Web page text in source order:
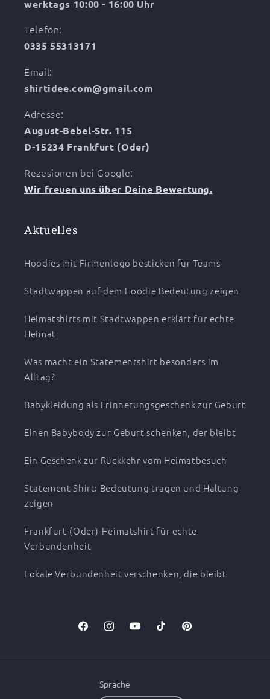
werktags 10:00 - 16:00 Uhr
Telefon:
0335 55313171
Email:
shirtidee.com@gmail.com
Adresse:
August-Bebel-Str. 115
D-15234 Frankfurt (Oder)
Rezesionen bei Google:
Wir freuen uns über Deine Bewertung.
Aktuelles
Hoodies mit Firmenlogo besticken für Teams
Stadtwappen auf dem Hoodie Bedeutung zeigen
Heimatshirts mit Stadtwappen erklärt für echte
Heimat
Was macht ein Statementshirt besonders im
Alltag?
Babykleidung als Erinnerungsgeschenk zur Geburt
Einen Babybody zur Geburt schenken, der bleibt
Ein Geschenk zur Rückkehr vom Heimatbesuch
Statement Shirt: Bedeutung tragen und Haltung
zeigen
Frankfurt-(Oder)-Heimatshirt für echte
Verbundenheit
Lokale Verbundenheit verschenken, die bleibt
FacebookInstagramYouTubeTikTok Pinterest
Sprache